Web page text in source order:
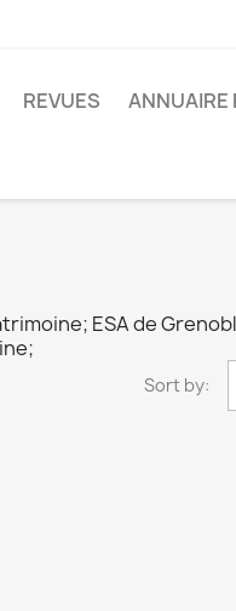
REVUES ANNUAIRE
ESA de
Sort by: